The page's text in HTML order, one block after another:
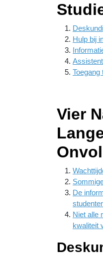
Hulp bij
Vier
De
Niet alle
kwaliteit